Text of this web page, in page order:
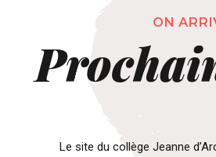
ON
Le site du collège Jeanne